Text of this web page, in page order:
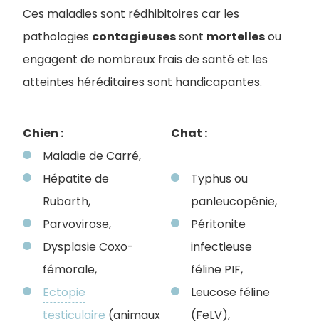
Ces maladies sont rédhibitoires car les
pathologies contagieusessont mortellesou
engagent de nombreux frais de santé et les
atteintes héréditaires sont handicapantes.
Chien :
Maladie de Carré,
Hépatite de
Rubarth,
Parvovirose,
Dysplasie Coxo-
fémorale,
Ectopie
testiculaire (animaux
Chat :
Typhus ou
panleucopénie,
Péritonite
infectieuse
féline PIF,
Leucose féline
(FeLV),